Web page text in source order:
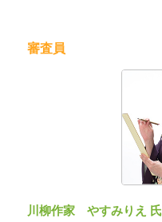
審査員
川柳作家 やすみりえ 氏